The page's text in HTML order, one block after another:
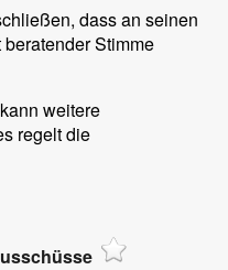
dass an seinen
Stimme
weitere
regelt die